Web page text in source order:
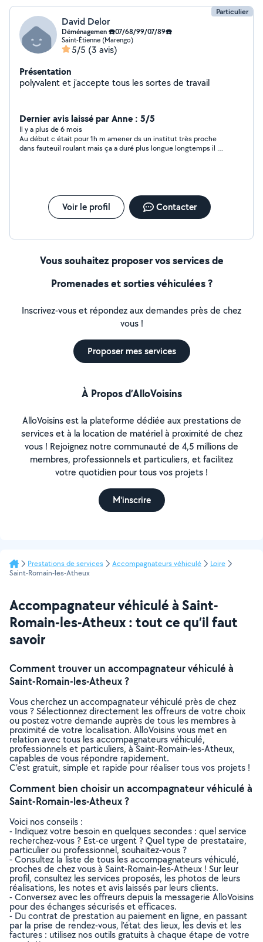
Particulier
David Delor
Déménagemen ☎️07/68/99/07/89☎️
Saint-Étienne (Marengo)
5/5 (3 avis)
Présentation
polyvalent et j'accepte tous les sortes de travail
Dernier avis laissé par Anne : 5/5
Il y a plus de 6 mois
Au début c était pour 1h m amener ds un institut très proche
dans fauteuil roulant mais ça a duré plus longue longtemps il n
Voir le profil Contacter
Vous souhaitez proposer vos services de
Promenades et sorties véhiculées ?
Inscrivez-vous et répondez aux demandes près de chez
vous !
Proposer mes services
À Propos d’AlloVoisins
AlloVoisins est la plateforme dédiée aux prestations de
services et à la location de matériel à proximité de chez
vous ! Rejoignez notre communauté de 4,5 millions de
membres, professionnels et particuliers, et facilitez
votre quotidien pour tous vos projets !
M'inscrire
Prestations de services Accompagnateurs véhiculé
Loire
Saint-Romain-les-Atheux
Accompagnateur véhiculé à Saint-
Romain-les-Atheux : tout ce qu’il faut
savoir
Comment trouver un accompagnateur véhiculé à
Saint-Romain-les-Atheux ?
Vous cherchez un accompagnateur véhiculé près de chez
vous ? Sélectionnez directement les offreurs de votre choix
ou postez votre demande auprès de tous les membres à
proximité de votre localisation. AlloVoisins vous met en
relation avec tous les accompagnateurs véhiculé,
professionnels et particuliers, à Saint-Romain-les-Atheux,
capables de vous répondre rapidement.
C’est gratuit, simple et rapide pour réaliser tous vos projets !
Comment bien choisir un accompagnateur véhiculé à
Saint-Romain-les-Atheux ?
Voici nos conseils :
- Indiquez votre besoin en quelques secondes : quel service
recherchez-vous ? Est-ce urgent ? Quel type de prestataire,
particulier ou professionnel, souhaitez-vous ?
- Consultez la liste de tous les accompagnateurs véhiculé,
proches de chez vous à Saint-Romain-les-Atheux ! Sur leur
profil, consultez les services proposés, les photos de leurs
réalisations, les notes et avis laissés par leurs clients.
- Conversez avec les offreurs depuis la messagerie AlloVoisins
pour des échanges sécurisés et efficaces.
- Du contrat de prestation au paiement en ligne, en passant
par la prise de rendez-vous, l’état des lieux, les devis et les
factures : utilisez nos outils gratuits à chaque étape de votre